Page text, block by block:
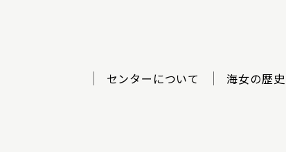
センターについて 海女の歴史